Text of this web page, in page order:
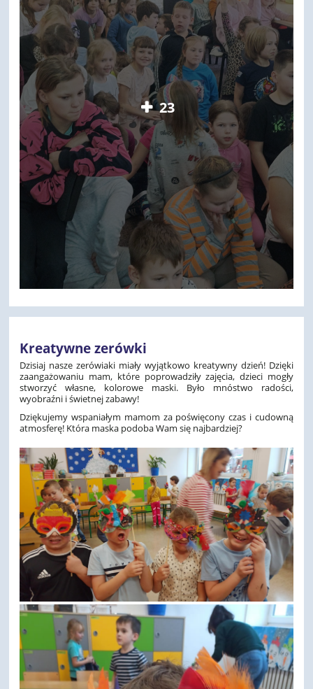
23
Kreatywne zerówki
Dzisiaj nasze zerówiaki miały wyjątkowo kreatywny dzień! Dzięki
zaangażowaniu mam, które poprowadziły zajęcia, dzieci mogły
stworzyć własne, kolorowe maski. Było mnóstwo radości,
wyobraźni i świetnej zabawy!
Dziękujemy wspaniałym mamom za poświęcony czas i cudowną
atmosferę! Która maska podoba Wam się najbardziej?